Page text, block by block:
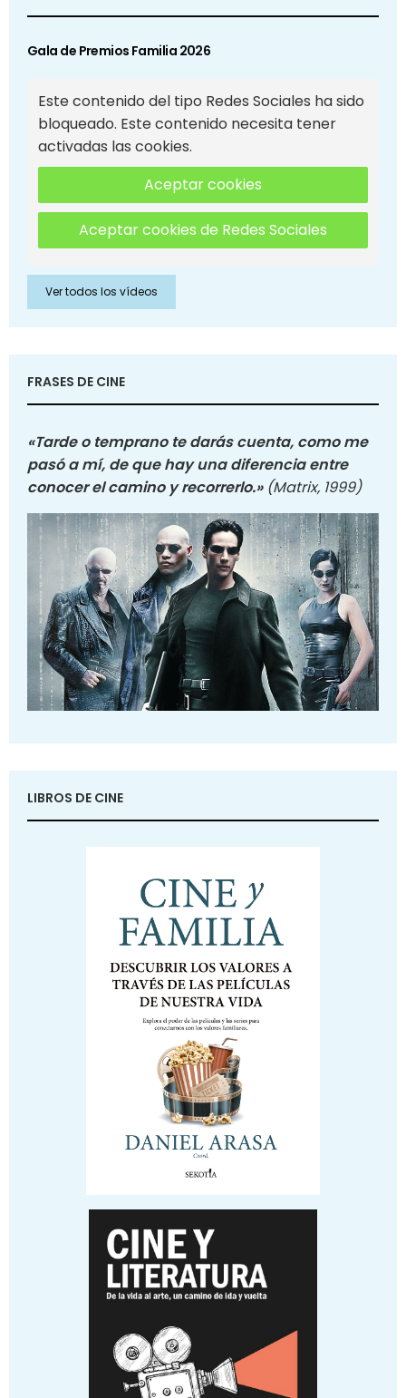
Gala de Premios Familia 2026
Este contenido del tipo Redes Sociales ha sido
bloqueado. Este contenido necesita tener
activadas las cookies.
Aceptar cookies
Aceptar cookies de Redes Sociales
Ver todos los vídeos
FRASES DE CINE
«Tarde o temprano te darás cuenta, como me
pasó a mí, de que hay una diferencia entre
conocer el camino y recorrerlo.» (Matrix, 1999)
LIBROS DE CINE